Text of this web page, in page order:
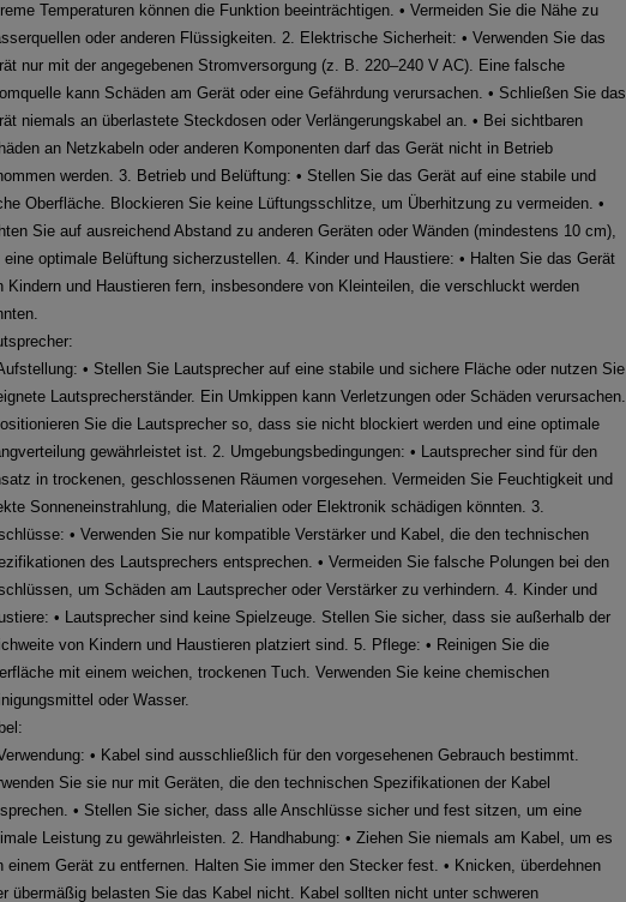
Temperaturen können die Funktion beeinträchtigen. • Vermeiden Sie die Nähe zu
oder anderen Flüssigkeiten. 2. Elektrische Sicherheit: • Verwenden Sie das
nur mit der angegebenen Stromversorgung (z. B. 220–240 V AC). Eine falsche
kann Schäden am Gerät oder eine Gefährdung verursachen. • Schließen Sie das
niemals an überlastete Steckdosen oder Verlängerungskabel an. • Bei sichtbaren
an Netzkabeln oder anderen Komponenten darf das Gerät nicht in Betrieb
werden. 3. Betrieb und Belüftung: • Stellen Sie das Gerät auf eine stabile und
Oberfläche. Blockieren Sie keine Lüftungsschlitze, um Überhitzung zu vermeiden. •
Sie auf ausreichend Abstand zu anderen Geräten oder Wänden (mindestens 10 cm),
eine optimale Belüftung sicherzustellen. 4. Kinder und Haustiere: • Halten Sie das Gerät
Kindern und Haustieren fern, insbesondere von Kleinteilen, die verschluckt werden
• Stellen Sie Lautsprecher auf eine stabile und sichere Fläche oder nutzen Sie
Lautsprecherständer. Ein Umkippen kann Verletzungen oder Schäden verursachen.
Sie die Lautsprecher so, dass sie nicht blockiert werden und eine optimale
gewährleistet ist. 2. Umgebungsbedingungen: • Lautsprecher sind für den
in trockenen, geschlossenen Räumen vorgesehen. Vermeiden Sie Feuchtigkeit und
Sonneneinstrahlung, die Materialien oder Elektronik schädigen könnten. 3.
• Verwenden Sie nur kompatible Verstärker und Kabel, die den technischen
des Lautsprechers entsprechen. • Vermeiden Sie falsche Polungen bei den
um Schäden am Lautsprecher oder Verstärker zu verhindern. 4. Kinder und
• Lautsprecher sind keine Spielzeuge. Stellen Sie sicher, dass sie außerhalb der
von Kindern und Haustieren platziert sind. 5. Pflege: • Reinigen Sie die
mit einem weichen, trockenen Tuch. Verwenden Sie keine chemischen
oder Wasser.
• Kabel sind ausschließlich für den vorgesehenen Gebrauch bestimmt.
Sie sie nur mit Geräten, die den technischen Spezifikationen der Kabel
• Stellen Sie sicher, dass alle Anschlüsse sicher und fest sitzen, um eine
Leistung zu gewährleisten. 2. Handhabung: • Ziehen Sie niemals am Kabel, um es
einem Gerät zu entfernen. Halten Sie immer den Stecker fest. • Knicken, überdehnen
übermäßig belasten Sie das Kabel nicht. Kabel sollten nicht unter schweren